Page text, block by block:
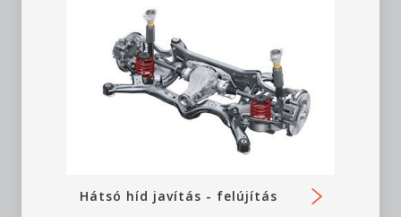
Hátsó híd javítás - felújítás